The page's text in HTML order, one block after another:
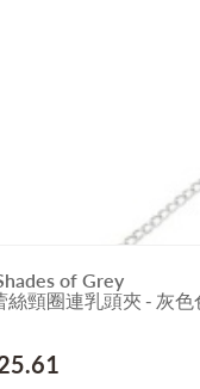
of Grey
絲頸圈連乳頭夾 - 灰色